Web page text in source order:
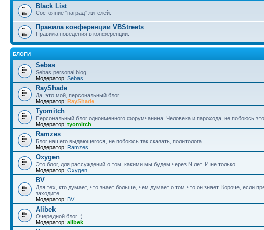
Black List
Состояние "наград" жителей.
Правила конференции VBStreets
Правила поведения в конференции.
БЛОГИ
Sebas
Sebas personal blog.
Модератор: Sebas
RayShade
Да, это мой, персональный блог.
Модератор: RayShade
Tyomitch
Персональный блог одноименного форумчанина. Человека и парохода, не побоюсь
Модератор: tyomitch
Ramzes
Блог нашего выдающегося, не побоюсь так сказать, политолога.
Модератор: Ramzes
Oxygen
Это блог, для рассуждений о том, какими мы будем через N лет. И не только.
Модератор: Oxygen
BV
Для тех, кто думает, что знает больше, чем думает о том что он знает. Короче, если
заходите.
Модератор: BV
Alibek
Очередной блог :)
Модератор: alibek